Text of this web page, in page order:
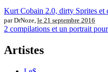
Kurt Cobain 2.0, dirty Sprites et
par DrNoze, le 21 septembre 2016
2 compilations et un portrait
Artistes